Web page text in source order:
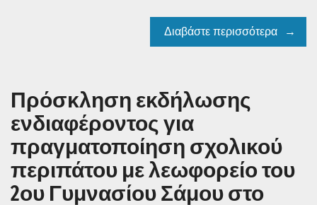
Διαβάστε περισσότερα
Πρόσκληση εκδήλωσης
ενδιαφέροντος για
πραγματοποίηση σχολικού
περιπάτου με λεωφορείο του
2ου Γυμνασίου Σάμου στο